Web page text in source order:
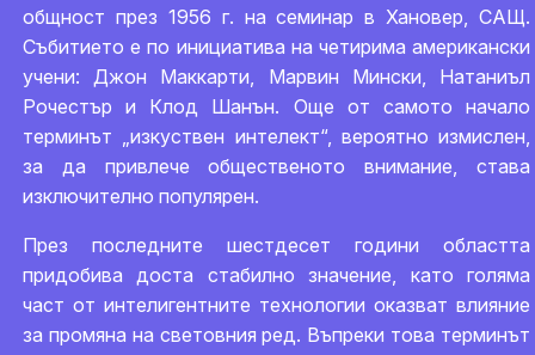
общност през 1956 г. на семинар в Хановер, САЩ.
Събитието е по инициатива на четирима американски
учени: Джон Маккарти, Марвин Мински, Натаниъл
Рочестър и Клод Шанън. Още от самото начало
терминът „изкуствен интелект“, вероятно измислен,
за да привлече общественото внимание, става
изключително популярен.
През последните шестдесет години областта
придобива доста стабилно значение, като голяма
част от интелигентните технологии оказват влияние
за промяна на световния ред. Въпреки това терминът